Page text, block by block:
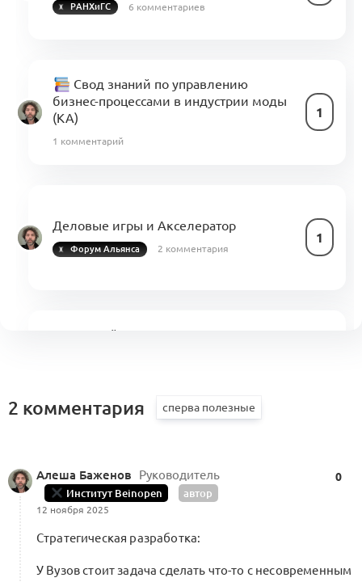
РАНХиГС 6 комментариев
Свод знаний по управлению
бизнес-процессами в индустрии моды
(KA)
1
1 комментарий
Деловые игры и Акселератор
1
Форум Альянса 2 комментария
Шаг 2. Найдите свою точку входа
экономики участия: познакомьтесь
с нашими стратегическими задачами
0 комментариев
2 комментария
Алеша Баженов Руководитель
Институт Beinopen автор
12 ноября 2025
0
Стратегическая разработка:
У Вузов стоит задача сделать что-то с несовременным